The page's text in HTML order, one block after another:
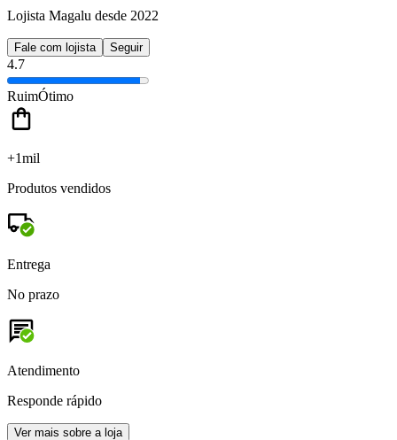
Lojista Magalu desde 2022
Fale com lojista Seguir
4.7
RuimÓtimo
+1mil
Produtos vendidos
Entrega
No prazo
Atendimento
Responde rápido
Ver mais sobre a loja